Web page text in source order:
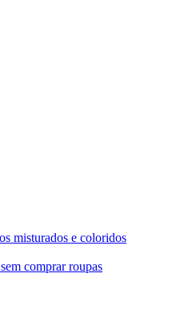
misturados e coloridos
comprar roupas